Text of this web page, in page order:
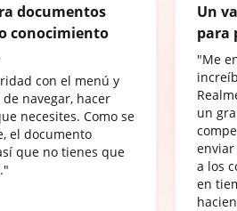
documentos
conocimiento
con el menú y
navegar, hacer
necesites. Como se
el documento
que no tienes que
Un
para
"Me
un
a los
en